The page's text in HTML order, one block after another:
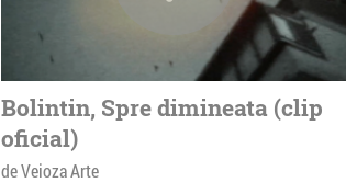
Bolintin, Spre dimineata (clip
oficial)
de Veioza Arte